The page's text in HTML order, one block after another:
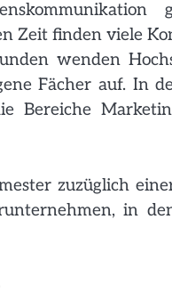
Zeit finden viele
wenden
Fächer auf. In
Bereiche
zuzüglich
in